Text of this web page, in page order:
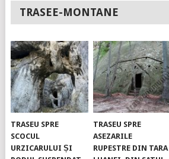
TRASEE-MONTANE
TRASEU SPRE
SCOCUL
URZICARULUI ȘI
TRASEU SPRE
ASEZARILE
RUPESTRE DIN TARA